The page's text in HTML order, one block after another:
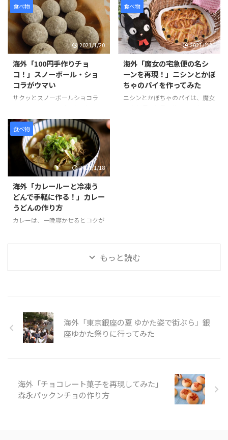
ム、ソースにはチョコレートをか
けてた見た目にもそっくりなスイ
ーツです。 作り方は、簡単でお
好みのクッキーを砕きアイスとよ
く混ぜます。コーンフレークも同
様に砕いて、パン粉を付ける要領
でまぶし、揚げる前のコロッケの
ように形を整えていきます。 冷蔵
庫で1時間半ほど冷やし固めて、
最後にチョコレートをソースのよ
を見てみましょう。 引用元：
https://www.you ...
る食べ物です。そんな観光客のニ
ーズに応える形で、ビーガンやグ
ルテンフリーのラーメンを提供し
ているお店が東京でも少しずつ増
えています。 その中でも特にお気
に入りのお店は、東京ラーメンス
トリートの「ソラノイロ」と、渋
谷の「真武咲弥（しんぶさき
や）」です。 ラーメンは見た目
が変わらないため食べるまで少し
食べ物
2021/1/20
海外「100円手作りチョ
コ！」スノーボール・ショ
コラがウマい
サクッとスノーボールショコラ
るミックス粉シリーズのひとつ
で、材料の準備がバターのみで作
ることができます。 バターは室
温に戻すか、電子レンジを使って
やわらかくすることができます。
また混ぜて生地をまとめて、冷や
して形を作る工程は、クッキー作
りとほぼ同じで、混ぜる材料が少
ない分もっと簡単にできそうで
す。 そんな「スノーボール・シ
ョコラ」の様子を見てみましょ
食べ物
2021/1/20
海外「魔女の宅急便の名シ
ーンを再現！」ニシンとかぼ
ちゃのパイを作ってみた
ニシンとかぼちゃのパイは、魔女
h?v=xF ...
食べ物
2021/1/18
海外「カレールーと冷凍う
どんで手軽に作る！」カレー
うどんの作り方
カレーは、一晩寝かせるとコクが
来ます。そこに冷凍うどんをパパ
っと入れれば忙しい昼や夜ごはん
を使った作り方について紹介して
います。タマネギ、豚、長ネギを
使ったメニューは、豚肉にするこ
とで、炒める時間を短くすること
https://www.youtube.com/ ...
もっと読む
海外「東京銀座の夏 ゆかた姿で街ぶら」銀
座ゆかた祭りに行ってみた
海外「チョコレート菓子を再現してみた」
森永パックンチョの作り方